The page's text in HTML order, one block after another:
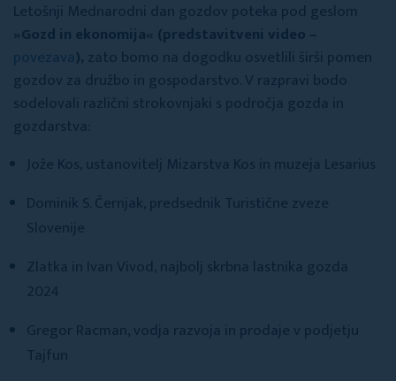
Letošnji Mednarodni dan gozdov poteka pod geslom
»Gozd in ekonomija« (predstavitveni video –
povezava), zato bomo na dogodku osvetlili širši pomen
gozdov za družbo in gospodarstvo. V razpravi bodo
sodelovali različni strokovnjaki s področja gozda in
gozdarstva:
Jože Kos, ustanovitelj Mizarstva Kos in muzeja Lesarius
Dominik S. Černjak, predsednik Turistične zveze
Slovenije
Zlatka in Ivan Vivod, najbolj skrbna lastnika gozda
2024
Gregor Racman, vodja razvoja in prodaje v podjetju
Tajfun